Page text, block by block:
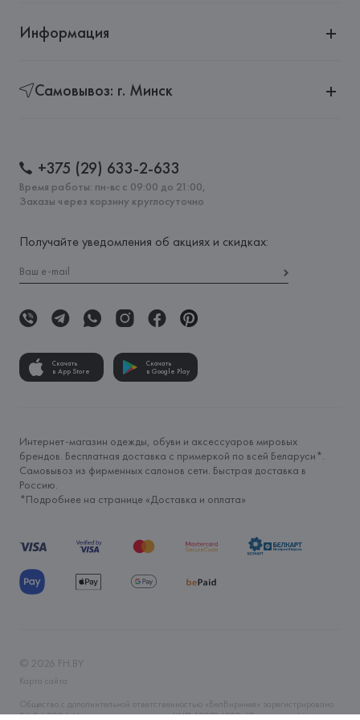
Информация
Самовывоз: г. Минск
+375 (29) 633-2-633
Время работы: пн-вс с 09:00 до 21:00,
Заказы через корзину круглосуточно
Получайте уведомления об акциях и скидках:
Скачать
в App Store
Скачать
в Google Play
Интернет-магазин одежды, обуви и аксессуаров мировых
брендов. Бесплатная доставка с примеркой по всей Беларуси*.
Самовывоз из фирменных салонов сети. Быстрая доставка в
Россию.
*Подробнее на странице «Доставка и оплата»
© 2026 FH.BY
Карта сайта
Общество с дополнительной ответственностью «БелВиринея» зарегистрировано
06.04.2006 Минским горисполкомом. УНП 190706320. Юр.адрес: г. Минск, ул.